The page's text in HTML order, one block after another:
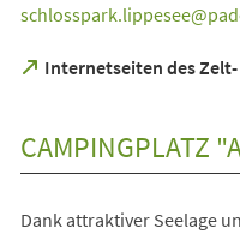
schlosspark.lippesee
Internetseiten des
(Öffnet
neuen
Tab)
CAMPINGPLATZ
Dank attraktiver Seelage